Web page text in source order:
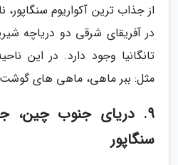
از جذاب ترین آکواریوم
در آفریقای شرقی دو دریاچه
تانگانیا وجود دارد. در این
مثل: ببر ماهی، ماهی های گوشت
9. دریای جنوب چین،
سنگاپور